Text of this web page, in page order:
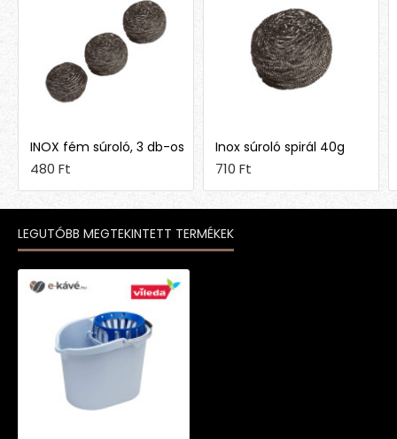
INOX fém súroló, 3 db-os
480 Ft
Inox súroló spirál 40g
710 Ft
LEGUTÓBB MEGTEKINTETT TERMÉKEK